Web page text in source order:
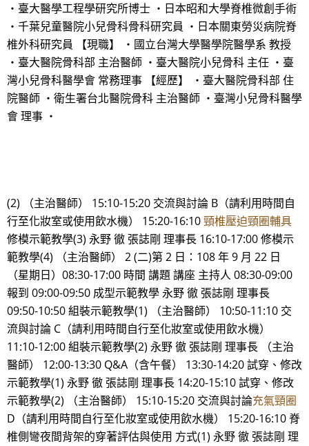
・臺大醫學工程學研究所博士 ・日本昭和大學脊椎微創手術
・千葉兒童醫院小兒骨科骨科研究員 ・日本關東勞災病院脊
椎外科研究員 【現職】 ・國立台灣大學醫學院醫學系 教授
・臺大醫院骨科部 主治醫師 ・臺大醫院小兒骨科 主任 ・臺
灣小兒骨科醫學會 常務理事 【經歷】 ・臺大醫院骨科部 住
院醫師 ・衛生署台北醫院骨科 主治醫師 ・臺灣小兒骨科醫學
會 理事 ・
(2) （主治醫師） 15:10-15:20 交流與討論 B（請利用時間自
行至化妝室或使用飲水機） 15:20-16:10頸椎壓迫頸圈輔具
修模示範教學(3) 永野 徹 張誌剛 理事長 16:10-17:00 修模示
範教學(4) （主治醫師） 2 (二)第 2 日：108 年 9 月 22 日
（星期日）08:30-17:00 時間 講題 講座 主持人 08:30-09:00
報到 09:00-09:50 成型示範教學 永野 徹 張誌剛 理事長
09:50-10:50 組裝示範教學(1) （主治醫師） 10:50-11:10 交
流與討論 C（請利用時間自行至化妝室或使用飲水機）
11:10-12:00 組裝示範教學(2) 永野 徹 張誌剛 理事長 （主治
醫師） 12:00-13:30 Q&A（含午餐） 13:30-14:20 試穿、修改
示範教學(1) 永野 徹 張誌剛 理事長 14:20-15:10 試穿、修改
示範教學(2) （主治醫師） 15:10-15:20 交流與討論充氣頸圈
D（請利用時間自行至化妝室或使用飲水機） 15:20-16:10 脊
椎側彎夜間背架的穿著評估與使用 方式(1) 永野 徹 張誌剛 理